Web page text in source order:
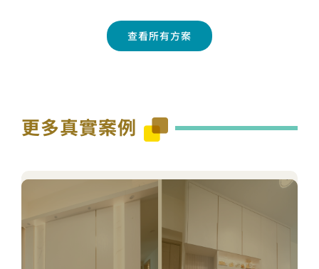
查看所有方案
更多真實案例